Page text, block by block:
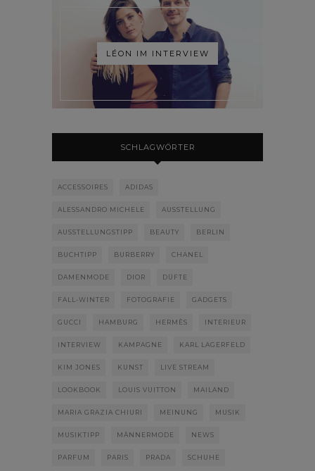
LÉON IM INTERVIEW
SCHLAGWÖRTER
ACCESSOIRES ADIDAS
ALESSANDRO MICHELE AUSSTELLUNG
AUSSTELLUNGSTIPP BEAUTY BERLIN
BUCHTIPP BURBERRY CHANEL
DAMENMODE DIOR DÜFTE
FALL-WINTER FOTOGRAFIE GADGETS
GUCCI HAMBURG HERMÈS INTERIEUR
INTERVIEW KAMPAGNE KARL LAGERFELD
KIM JONES KUNST LIVE STREAM
LOOKBOOK LOUIS VUITTON MAILAND
MARIA GRAZIA CHIURI MEINUNG MUSIK
MUSIKTIPP MÄNNERMODE NEWS
PARFUM PARIS PRADA SCHUHE